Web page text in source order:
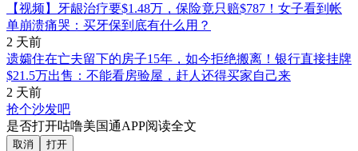
【视频】牙龈治疗要$1.48万，保险竟只赔$787！女子看到帐
单崩溃痛哭：买牙保到底有什么用？
2 天前
遗孀住在亡夫留下的房子15年，如今拒绝搬离！银行直接挂牌
$21.5万出售：不能看房验屋，赶人还得买家自己来
2 天前
抢个沙发吧
是否打开咕噜美国通APP阅读全文
取消 打开